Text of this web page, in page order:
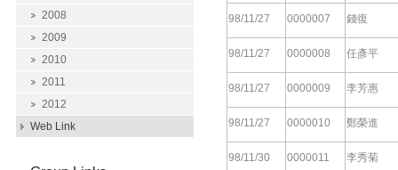
2008
2009
2010
2011
2012
Web Link
98/11/27 0000007 錢復
98/11/27 0000008 任彥平
98/11/27 0000009 李芳惠
98/11/27 0000010 鄭榮進
98/11/30 0000011 李秀菊